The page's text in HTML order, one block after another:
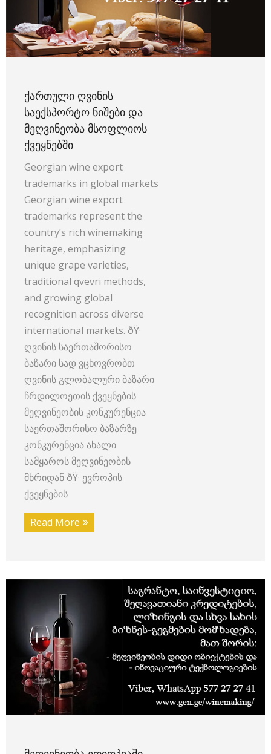
ᲥᲐᲠᲗᲣᲚᲘ ᲦᲕᲘᲜᲘᲡ
ᲡᲐᲔᲥᲡᲞᲝᲠᲢᲝ ᲜᲘᲨᲔᲑᲘ ᲓᲐ
ᲛᲔᲦᲕᲘᲜᲔᲝᲑᲐ ᲛᲡᲝᲤᲚᲘᲝᲡ
ᲥᲕᲔᲧᲜᲔᲑᲨᲘ
Georgian wine export
trademarks in global markets
Georgian wine export
trademarks represent the
country’s rich winemaking
heritage, emphasizing
unique grape varieties,
traditional qvevri methods,
and growing global
recognition across diverse
international markets. ðŸ·
ღვინის საერთაშორისო
ბაზარი სად ვცხოვრობთ
ღვინის გლობალური ბაზარი
ჩრდილოეთის ქვეყნების
მეღვინეობის კონკურენცია
საერთაშორისო ბაზარზე
კონკურენცია ახალი
სამყაროს მეღვინეობის
მხრიდან ðŸ· ევროპის
ქვეყნების
Read More